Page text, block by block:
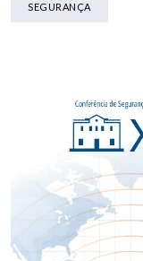
SEGURANÇA